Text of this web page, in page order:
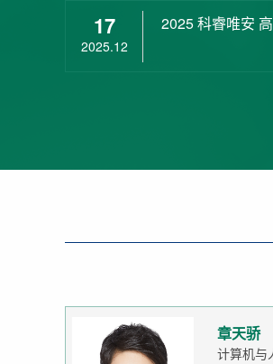
17
2025.12
2025 科睿唯安
章天骄
计算机与